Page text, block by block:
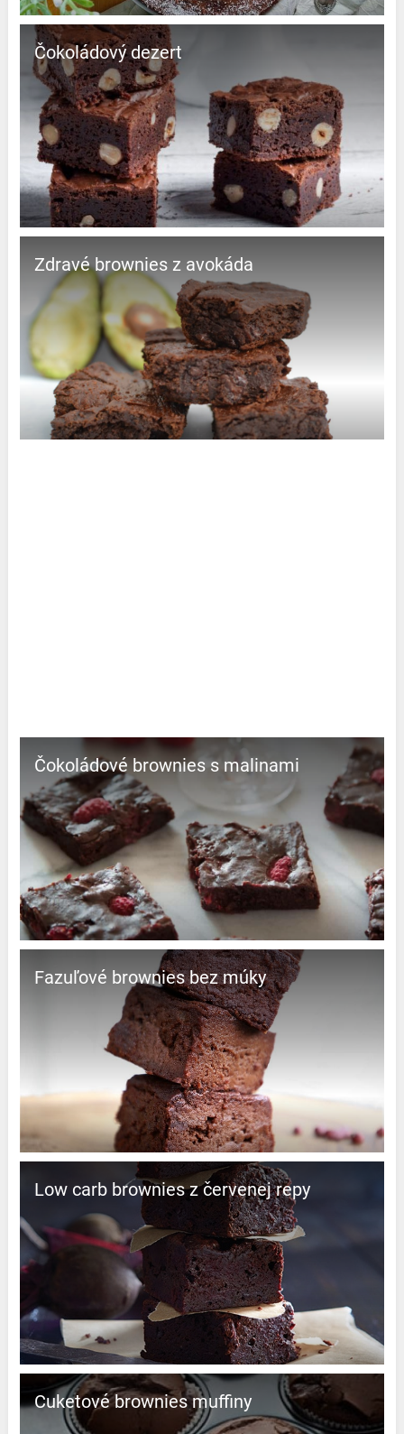
čokoládový dezert
Zdravé brownies z avokáda
Čokoládové brownies s malinami
Fazuľové brownies bez múky
Low carb brownies z červenej repy
Cuketové brownies muffiny